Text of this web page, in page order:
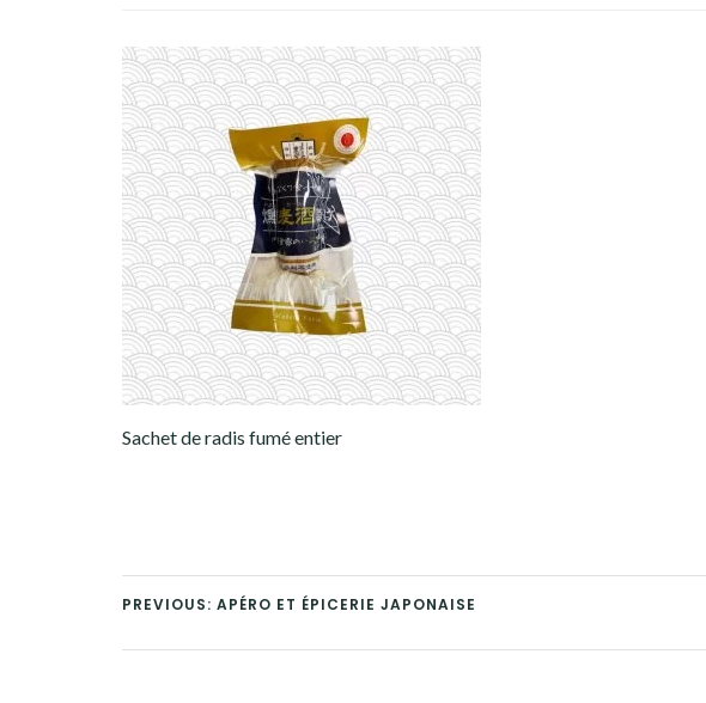
Sachet de radis fumé entier
PREVIOUS: APÉRO ET ÉPICERIE JAPONAISE